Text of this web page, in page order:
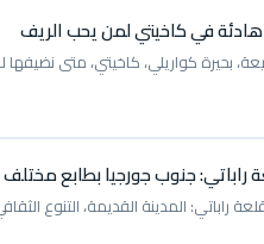
في كاخيتي لمن يحب الريف
بحيرة كواريلي، كاخيتي، متى
راباتي: جنوب جورجيا بطابع مختلف
راباتي: المدينة القديمة، التنوع